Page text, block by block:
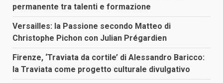
permanente tra talenti e formazione
Versailles: la Passione secondo Matteo di
Christophe Pichon con Julian Prégardien
Firenze, ‘Traviata da cortile’ di Alessandro Baricco:
la Traviata come progetto culturale divulgativo